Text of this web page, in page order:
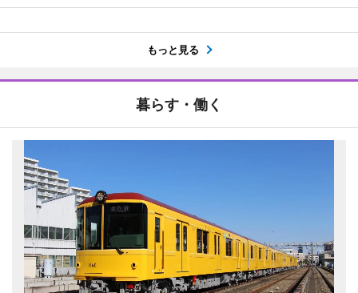
もっと見る
暮らす・働く